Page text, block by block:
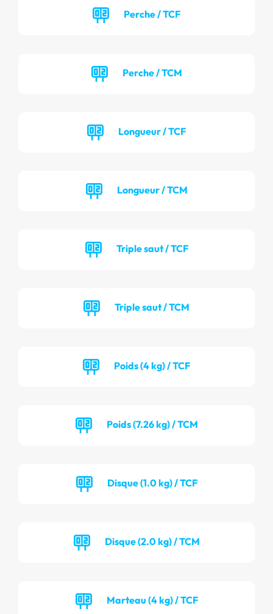
Perche / TCF
Perche / TCM
Longueur / TCF
Longueur / TCM
Triple saut / TCF
Triple saut / TCM
Poids (4 kg) / TCF
Poids (7.26 kg) / TCM
Disque (1.0 kg) / TCF
Disque (2.0 kg) / TCM
Marteau (4 kg) / TCF